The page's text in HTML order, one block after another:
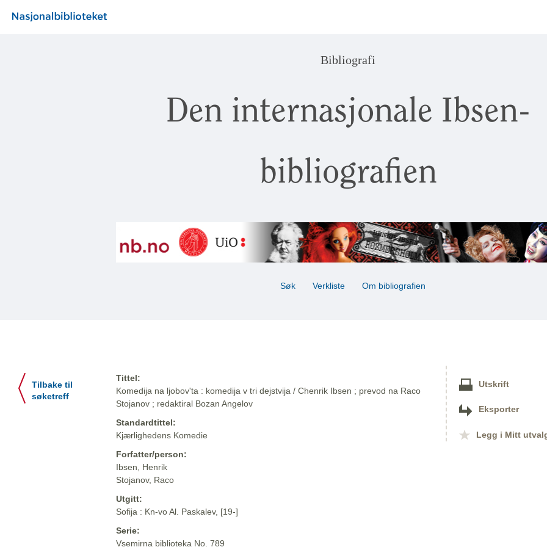
Bibliografi
Den internasjonale Ibsen-
bibliografien
Søk Verkliste Om bibliografien
Tilbake til
søketreff
Tittel:
Komedija na ljobov'ta : komedija v tri dejstvija / Chenrik Ibsen ; prevod na Raco
Stojanov ; redaktiral Bozan Angelov
Standardtittel:
Kjærlighedens Komedie
Forfatter/person:
Ibsen, Henrik
Stojanov, Raco
Utgitt:
Sofija : Kn-vo Al. Paskalev, [19-]
Serie:
Vsemirna biblioteka No. 789
Utskrift
Eksporter
Legg i Mitt